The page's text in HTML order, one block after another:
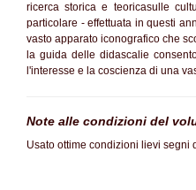
ricerca storica e teoricasulle
particolare - effettuata in questi
vasto apparato iconografico che
la guida delle didascalie
l'interesse e la coscienza di una
Note alle condizioni del
Usato ottime condizioni lievi segni